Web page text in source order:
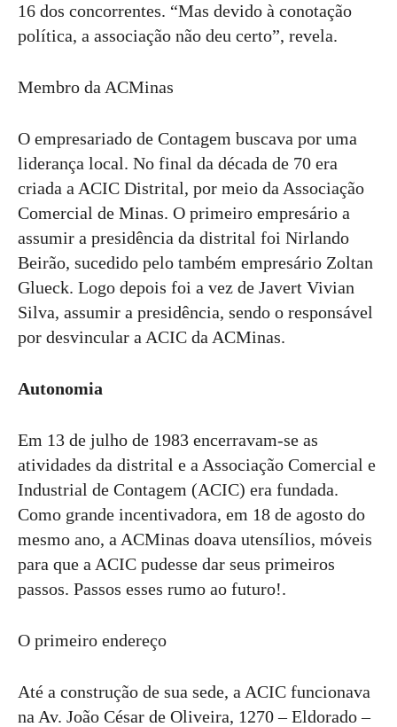
16 dos concorrentes. “Mas devido à conotação
política, a associação não deu certo”, revela.
Membro da ACMinas
O empresariado de Contagem buscava por uma
liderança local. No final da década de 70 era
criada a ACIC Distrital, por meio da Associação
Comercial de Minas. O primeiro empresário a
assumir a presidência da distrital foi Nirlando
Beirão, sucedido pelo também empresário Zoltan
Glueck. Logo depois foi a vez de Javert Vivian
Silva, assumir a presidência, sendo o responsável
por desvincular a ACIC da ACMinas.
Autonomia
Em 13 de julho de 1983 encerravam-se as
atividades da distrital e a Associação Comercial e
Industrial de Contagem (ACIC) era fundada.
Como grande incentivadora, em 18 de agosto do
mesmo ano, a ACMinas doava utensílios, móveis
para que a ACIC pudesse dar seus primeiros
passos. Passos esses rumo ao futuro!.
O primeiro endereço
Até a construção de sua sede, a ACIC funcionava
na Av. João César de Oliveira, 1270 – Eldorado –